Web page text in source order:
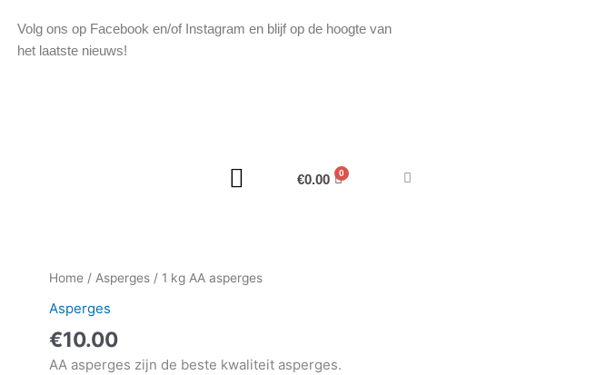
Volg ons op Facebook en/of Instagram en blijf op de hoogte van
het laatste nieuws!
€0.00
Home / Asperges / 1 kg AA asperges
Asperges
€10.00
AA asperges zijn de beste kwaliteit asperges.